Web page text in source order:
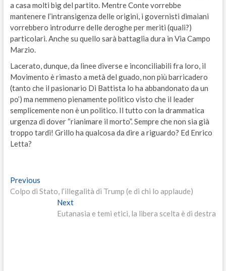
a casa molti big del partito. Mentre Conte vorrebbe
mantenere l’intransigenza delle origini, i governisti dimaiani
vorrebbero introdurre delle deroghe per meriti (quali?)
particolari. Anche su quello sarà battaglia dura in Via Campo
Marzio.
Lacerato, dunque, da linee diverse e inconciliabili fra loro, il
Movimento è rimasto a metà del guado, non più barricadero
(tanto che il pasionario Di Battista lo ha abbandonato da un
po’) ma nemmeno pienamente politico visto che il leader
semplicemente non è un politico. Il tutto con la drammatica
urgenza di dover “rianimare il morto”. Sempre che non sia già
troppo tardi! Grillo ha qualcosa da dire a riguardo? Ed Enrico
Letta?
Navigazione
articoli
PreviousPrevious
post:
Colpo di Stato, l’illegalità di Trump (e di chi lo applaude)
NextNext
post:
Eutanasia e temi etici, la libera scelta è di destra